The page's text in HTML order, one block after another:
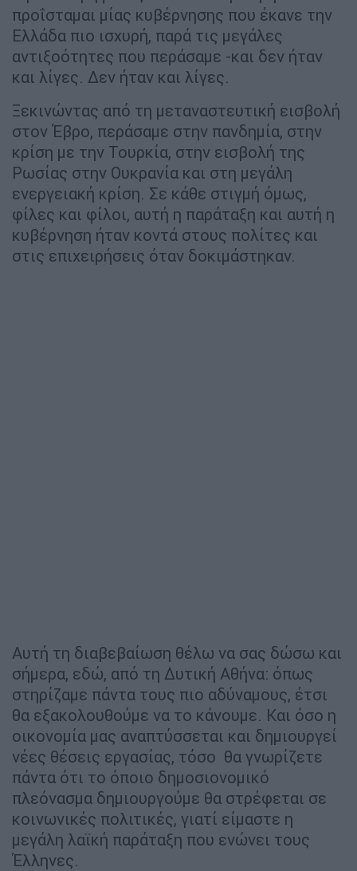
προΐσταμαι μίας κυβέρνησης που έκανε την
Ελλάδα πιο ισχυρή, παρά τις μεγάλες
αντιξοότητες που περάσαμε -και δεν ήταν
και λίγες. Δεν ήταν και λίγες.
Ξεκινώντας από τη μεταναστευτική εισβολή
στον Έβρο, περάσαμε στην πανδημία, στην
κρίση με την Τουρκία, στην εισβολή της
Ρωσίας στην Ουκρανία και στη μεγάλη
ενεργειακή κρίση. Σε κάθε στιγμή όμως,
φίλες και φίλοι, αυτή η παράταξη και αυτή η
κυβέρνηση ήταν κοντά στους πολίτες και
στις επιχειρήσεις όταν δοκιμάστηκαν.
Αυτή τη διαβεβαίωση θέλω να σας δώσω και
σήμερα, εδώ, από τη Δυτική Αθήνα: όπως
στηρίζαμε πάντα τους πιο αδύναμους, έτσι
θα εξακολουθούμε να το κάνουμε. Και όσο η
οικονομία μας αναπτύσσεται και δημιουργεί
νέες θέσεις εργασίας, τόσο θα γνωρίζετε
πάντα ότι το όποιο δημοσιονομικό
πλεόνασμα δημιουργούμε θα στρέφεται σε
κοινωνικές πολιτικές, γιατί είμαστε η
μεγάλη λαϊκή παράταξη που ενώνει τους
Έλληνες.